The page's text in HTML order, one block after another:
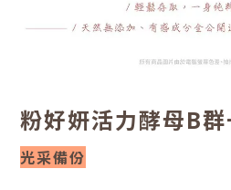
粉好妍活力酵母B
光采備份